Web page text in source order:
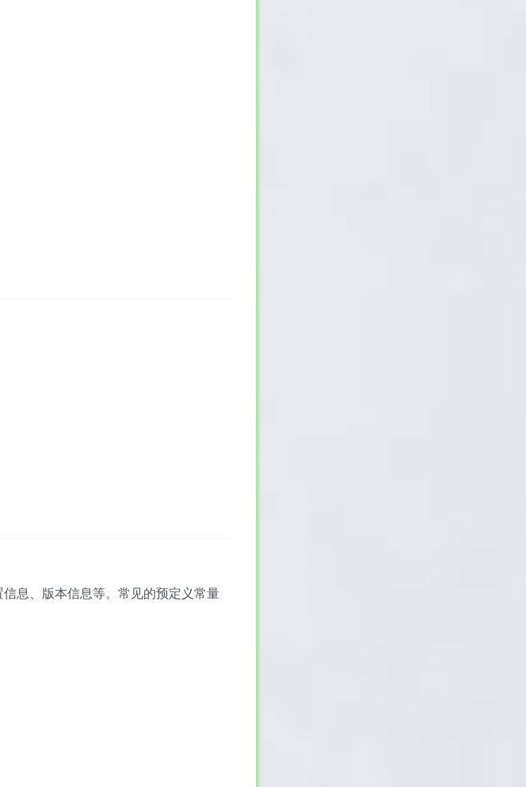
息、版本信息等。常见的预定义常量